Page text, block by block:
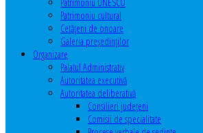
Patrimoniu cultural
Cetăţeni de onoare
Galeria președinților
Organizare
Palatul Administrativ
Autoritatea executivă
Autoritatea deliberativă
Consilieri judeţeni
Comisii de specialitate